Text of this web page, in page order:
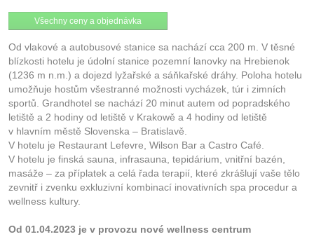
Všechny ceny a objednávka
Od vlakové a autobusové stanice sa nachází cca 200 m. V těsné
blízkosti hotelu je údolní stanice pozemní lanovky na Hrebienok
(1236 m n.m.) a dojezd lyžařské a sáňkařské dráhy. Poloha hotelu
umožňuje hostům všestranné možnosti vycházek, túr i zimních
sportů. Grandhotel se nachází 20 minut autem od popradského
letiště a 2 hodiny od letiště v Krakowě a 4 hodiny od letiště
v hlavním městě Slovenska – Bratislavě.
V hotelu je Restaurant Lefevre, Wilson Bar a Castro Café.
V hotelu je finská sauna, infrasauna, tepidárium, vnitřní bazén,
masáže – za příplatek a celá řada terapií, které zkrášlují vaše tělo
zevnitř i zvenku exkluzivní kombinací inovativních spa procedur a
wellness kultury.
Od 01.04.2023 je v provozu nové wellness centrum